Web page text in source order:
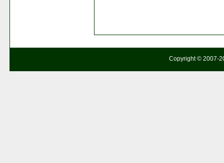
Copyright © 2007-